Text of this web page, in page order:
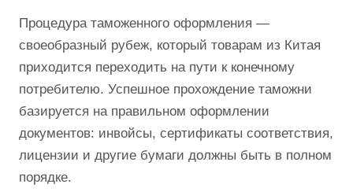
Процедура таможенного оформления —
своеобразный рубеж, который товарам из Китая
приходится переходить на пути к конечному
потребителю. Успешное прохождение таможни
базируется на правильном оформлении
документов: инвойсы, сертификаты соответствия,
лицензии и другие бумаги должны быть в полном
порядке.